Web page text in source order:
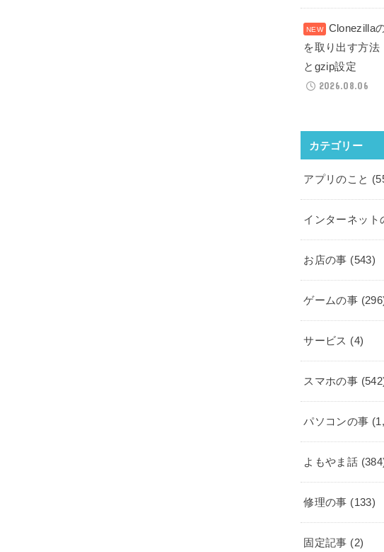
Clonezilla
を取り出す方法
とgzip設定
2026.08.06
カテゴリー
アプリのこと
インターネット
お店の事 (543)
ゲームの事
サービス (4)
スマホの事
パソコンの事
よもやま話
修理の事 (133)
固定記事 (2)